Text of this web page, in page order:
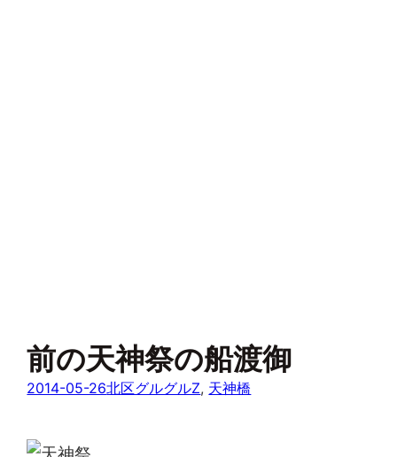
前の天神祭の船渡御
2014-05-26北区グルグルZ, 天神橋